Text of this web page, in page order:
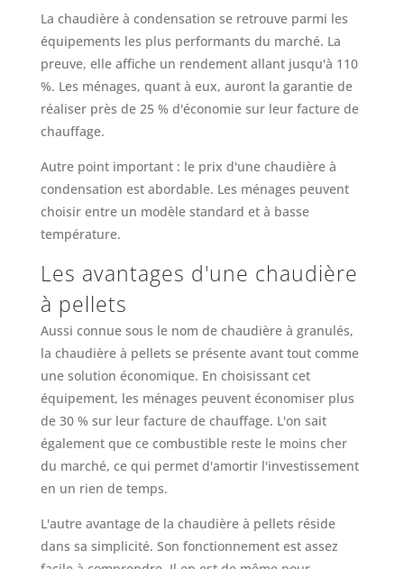
La chaudière à condensation se retrouve parmi les
équipements les plus performants du marché. La
preuve, elle affiche un rendement allant jusqu'à 110
%. Les ménages, quant à eux, auront la garantie de
réaliser près de 25 % d'économie sur leur facture de
chauffage.
Autre point important : le prix d'une chaudière à
condensation est abordable. Les ménages peuvent
choisir entre un modèle standard et à basse
température.
Les avantages d'une chaudière
à pellets
Aussi connue sous le nom de chaudière à granulés,
la chaudière à pellets se présente avant tout comme
une solution économique. En choisissant cet
équipement, les ménages peuvent économiser plus
de 30 % sur leur facture de chauffage. L'on sait
également que ce combustible reste le moins cher
du marché, ce qui permet d'amortir l'investissement
en un rien de temps.
L'autre avantage de la chaudière à pellets réside
dans sa simplicité. Son fonctionnement est assez